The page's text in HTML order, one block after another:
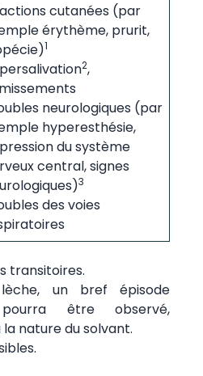
cutanées (par
érythème, prurit,
1
2,
neurologiques (par
hyperesthésie,
du système
central, signes
3
des voies
transitoires.
un bref épisode
pourra être observé,
nature du solvant.